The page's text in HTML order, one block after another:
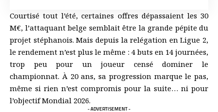
Courtisé tout l’été, certaines offres dépassaient les 30
M€, l’attaquant belge semblait être la grande pépite du
projet stéphanois. Mais depuis la relégation en Ligue 2,
le rendement n’est plus le même : 4 buts en 14 journées,
trop peu pour un joueur censé dominer le
championnat. À 20 ans, sa progression marque le pas,
même si rien n’est compromis pour la suite… ni pour
l’objectif Mondial 2026.
- ADVERTISEMENT -